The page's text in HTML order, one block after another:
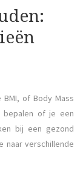
of Body Mass
bepalen of je een
bij een gezond
naar verschillende